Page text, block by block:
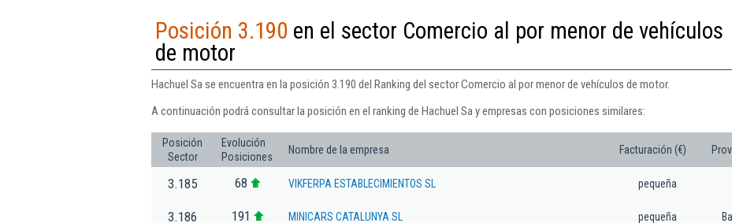
Posición 3.190 en el sector Comercio al por menor de vehículos
de motor
Hachuel Sa se encuentra en la posición 3.190 del Ranking del sector Comercio al por menor de vehículos de motor.
A continuación podrá consultar la posición en el ranking de Hachuel Sa y empresas con posiciones similares:
Posición
Sector
Evolución
Posiciones
Nombre de la empresa Facturación (€)
3.185 68 VIKFERPA ESTABLECIMIENTOS SL pequeña
3.186 191 MINICARS CATALUNYA SL pequeña